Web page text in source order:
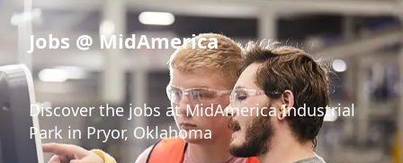
Jobs @ MidAmerica
Discover the jobs at MidAmerica Industrial
Park in Pryor, Oklahoma